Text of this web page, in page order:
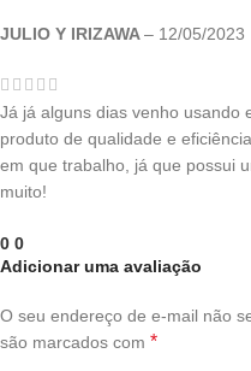
JULIO Y IRIZAWA– 12/05/2023
Já já alguns dias venho usando
produto de qualidade e
em que trabalho, já que possui
muito!
0 0
Adicionar uma avaliação
O seu endereço de e-mail não
são marcados com *